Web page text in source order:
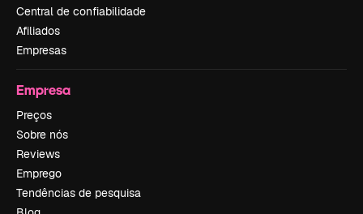
Central de confiabilidade
Afiliados
Empresas
Empresa
Preços
Sobre nós
Reviews
Emprego
Tendências de pesquisa